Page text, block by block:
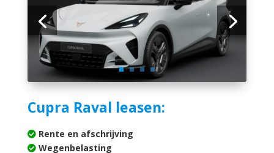
Cupra Raval leasen:
Rente en afschrijving
Wegenbelasting